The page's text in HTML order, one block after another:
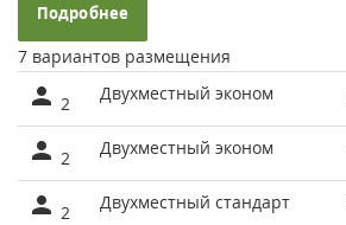
Подробнее
7 вариантов размещения
2 Двухместный эконом
2 Двухместный эконом
2 Двухместный стандарт